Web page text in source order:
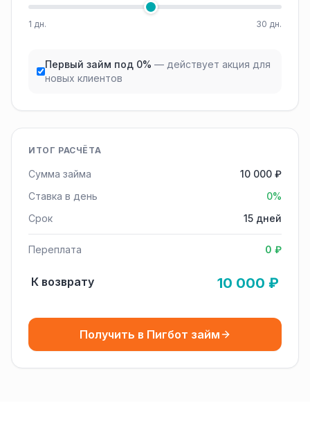
1 дн. 30 дн.
Первый займ под 0% — действует акция для
новых клиентов
ИТОГ РАСЧЁТА
Сумма займа
10 000 ₽
Ставка в день
0%
Срок
15 дней
Переплата 0 ₽
К возврату 10 000 ₽
Получить в Пигбот займ